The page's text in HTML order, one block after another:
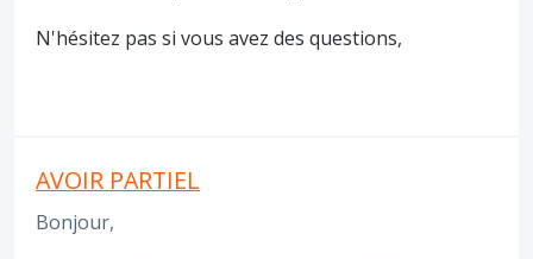
N'hésitez pas si vous avez des questions,
AVOIR PARTIEL
Bonjour,